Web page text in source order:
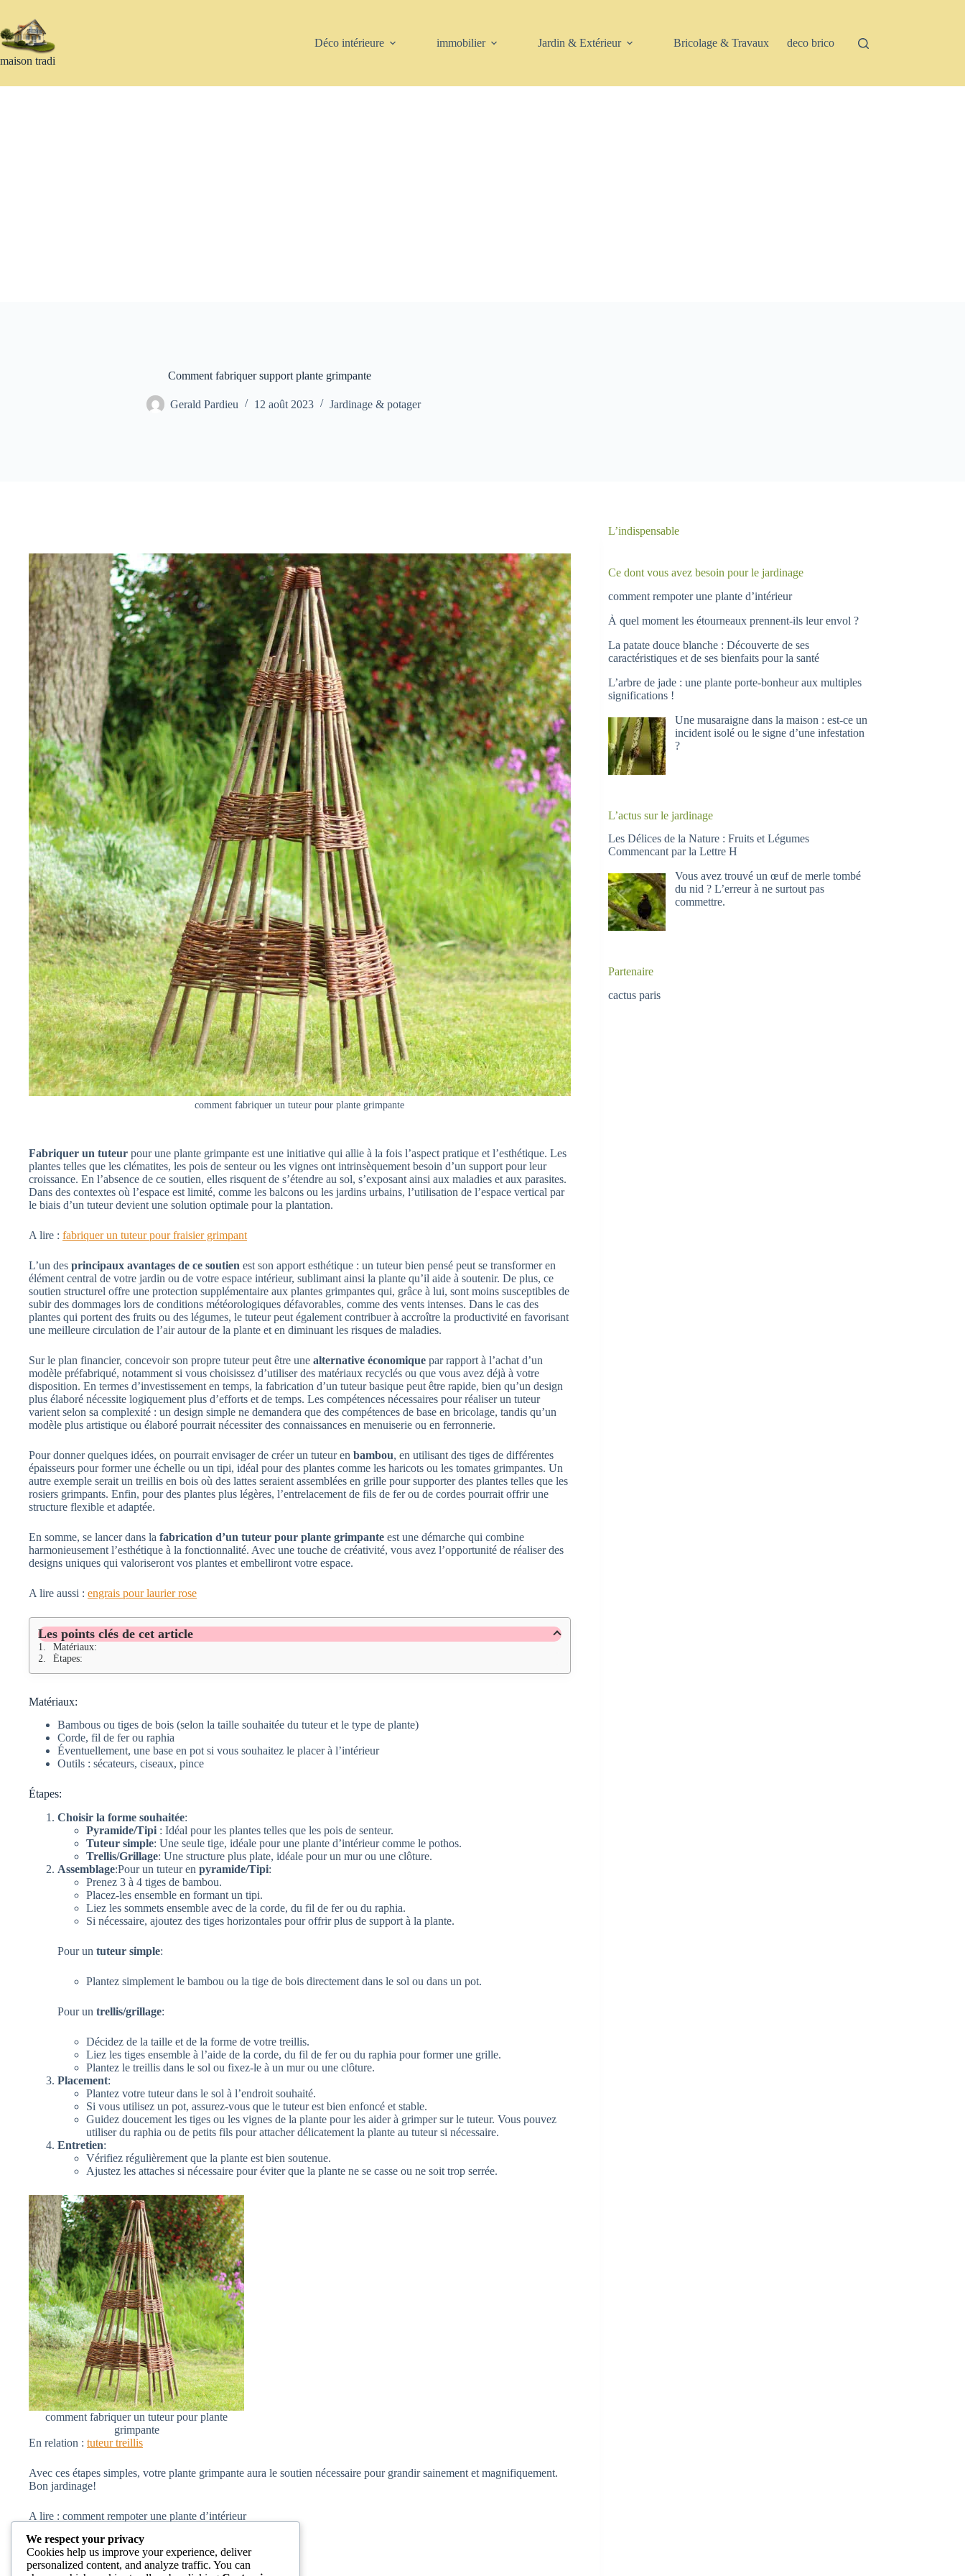
contenu
maison tradi
Déco intérieure immobilier Jardin & Extérieur Bricolage & Travaux deco brico
Comment fabriquer support plante grimpante
Gerald Pardieu 12 août 2023 Jardinage & potager
comment fabriquer un tuteur pour plante grimpante
Fabriquer un tuteur pour une plante grimpante est une initiative qui allie à la fois l’aspect pratique et l’esthétique. Les
plantes telles que les clématites, les pois de senteur ou les vignes ont intrinsèquement besoin d’un support pour leur
croissance. En l’absence de ce soutien, elles risquent de s’étendre au sol, s’exposant ainsi aux maladies et aux parasites.
Dans des contextes où l’espace est limité, comme les balcons ou les jardins urbains, l’utilisation de l’espace vertical par
le biais d’un tuteur devient une solution optimale pour la plantation.
A lire : fabriquer un tuteur pour fraisier grimpant
L’un des principaux avantages de ce soutien est son apport esthétique : un tuteur bien pensé peut se transformer en
élément central de votre jardin ou de votre espace intérieur, sublimant ainsi la plante qu’il aide à soutenir. De plus, ce
soutien structurel offre une protection supplémentaire aux plantes grimpantes qui, grâce à lui, sont moins susceptibles de
subir des dommages lors de conditions météorologiques défavorables, comme des vents intenses. Dans le cas des
plantes qui portent des fruits ou des légumes, le tuteur peut également contribuer à accroître la productivité en favorisant
une meilleure circulation de l’air autour de la plante et en diminuant les risques de maladies.
Sur le plan financier, concevoir son propre tuteur peut être une alternative économique par rapport à l’achat d’un
modèle préfabriqué, notamment si vous choisissez d’utiliser des matériaux recyclés ou que vous avez déjà à votre
disposition. En termes d’investissement en temps, la fabrication d’un tuteur basique peut être rapide, bien qu’un design
plus élaboré nécessite logiquement plus d’efforts et de temps. Les compétences nécessaires pour réaliser un tuteur
varient selon sa complexité : un design simple ne demandera que des compétences de base en bricolage, tandis qu’un
modèle plus artistique ou élaboré pourrait nécessiter des connaissances en menuiserie ou en ferronnerie.
Pour donner quelques idées, on pourrait envisager de créer un tuteur en bambou, en utilisant des tiges de différentes
épaisseurs pour former une échelle ou un tipi, idéal pour des plantes comme les haricots ou les tomates grimpantes. Un
autre exemple serait un treillis en bois où des lattes seraient assemblées en grille pour supporter des plantes telles que les
rosiers grimpants. Enfin, pour des plantes plus légères, l’entrelacement de fils de fer ou de cordes pourrait offrir une
structure flexible et adaptée.
En somme, se lancer dans la fabrication d’un tuteur pour plante grimpante est une démarche qui combine
harmonieusement l’esthétique à la fonctionnalité. Avec une touche de créativité, vous avez l’opportunité de réaliser des
designs uniques qui valoriseront vos plantes et embelliront votre espace.
A lire aussi : engrais pour laurier rose
Les points clés de cet article
Matériaux:
Étapes:
Matériaux:
Bambous ou tiges de bois (selon la taille souhaitée du tuteur et le type de plante)
Corde, fil de fer ou raphia
Éventuellement, une base en pot si vous souhaitez le placer à l’intérieur
Outils : sécateurs, ciseaux, pince
Étapes:
Choisir la forme souhaitée:
Pyramide/Tipi : Idéal pour les plantes telles que les pois de senteur.
Tuteur simple: Une seule tige, idéale pour une plante d’intérieur comme le pothos.
Trellis/Grillage: Une structure plus plate, idéale pour un mur ou une clôture.
Assemblage:Pour un tuteur en pyramide/Tipi:
Prenez 3 à 4 tiges de bambou.
Placez-les ensemble en formant un tipi.
Liez les sommets ensemble avec de la corde, du fil de fer ou du raphia.
Si nécessaire, ajoutez des tiges horizontales pour offrir plus de support à la plante.
Pour un tuteur simple:
Plantez simplement le bambou ou la tige de bois directement dans le sol ou dans un pot.
Pour un trellis/grillage:
Décidez de la taille et de la forme de votre treillis.
Liez les tiges ensemble à l’aide de la corde, du fil de fer ou du raphia pour former une grille.
Plantez le treillis dans le sol ou fixez-le à un mur ou une clôture.
Placement:
Plantez votre tuteur dans le sol à l’endroit souhaité.
Si vous utilisez un pot, assurez-vous que le tuteur est bien enfoncé et stable.
Guidez doucement les tiges ou les vignes de la plante pour les aider à grimper sur le tuteur. Vous pouvez
utiliser du raphia ou de petits fils pour attacher délicatement la plante au tuteur si nécessaire.
Entretien:
Vérifiez régulièrement que la plante est bien soutenue.
Ajustez les attaches si nécessaire pour éviter que la plante ne se casse ou ne soit trop serrée.
comment fabriquer un tuteur pour plante
grimpante
En relation : tuteur treillis
Avec ces étapes simples, votre plante grimpante aura le soutien nécessaire pour grandir sainement et magnifiquement.
Bon jardinage!
A lire : comment rempoter une plante d’intérieur
L’indispensable
Ce dont vous avez besoin pour le jardinage
comment rempoter une plante d’intérieur
À quel moment les étourneaux prennent-ils leur envol ?
La patate douce blanche : Découverte de ses
caractéristiques et de ses bienfaits pour la santé
L’arbre de jade : une plante porte-bonheur aux multiples
significations !
Une musaraigne dans la maison : est-ce un
incident isolé ou le signe d’une infestation
?
L’actus sur le jardinage
Les Délices de la Nature : Fruits et Légumes
Commencant par la Lettre H
Vous avez trouvé un œuf de merle tombé
du nid ? L’erreur à ne surtout pas
commettre.
Partenaire
cactus paris
We respect your privacy
Cookies help us improve your experience, deliver
personalized content, and analyze traffic. You can